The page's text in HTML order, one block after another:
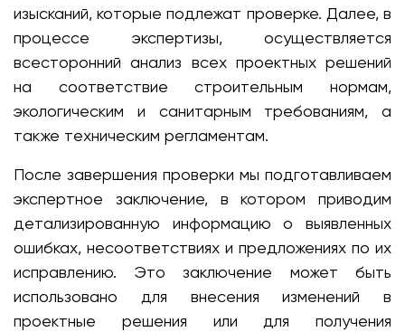
изысканий, которые подлежат проверке. Далее, в
процессе экспертизы, осуществляется
всесторонний анализ всех проектных решений
на соответствие строительным нормам,
экологическим и санитарным требованиям, а
также техническим регламентам.
После завершения проверки мы подготавливаем
экспертное заключение, в котором приводим
детализированную информацию о выявленных
ошибках, несоответствиях и предложениях по их
исправлению. Это заключение может быть
использовано для внесения изменений в
проектные решения или для получения